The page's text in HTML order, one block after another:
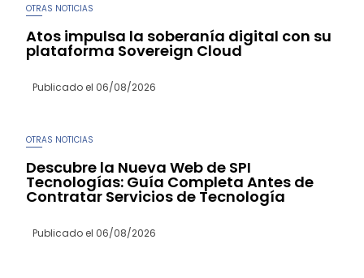
OTRAS NOTICIAS
Atos impulsa la soberanía digital con su
plataforma Sovereign Cloud
Publicado el 06/08/2026
OTRAS NOTICIAS
Descubre la Nueva Web de SPI
Tecnologías: Guía Completa Antes de
Contratar Servicios de Tecnología
Publicado el 06/08/2026